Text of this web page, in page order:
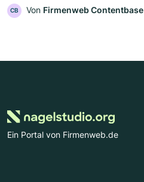
CB Von Firmenweb Contentbase
Ein Portal von Firmenweb.de